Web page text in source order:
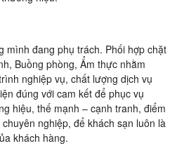
mình đang phụ trách. Phối hợp chặt
Buồng phòng, Ẩm thực nhằm
nghiệp vụ, chất lượng dịch vụ
đúng với cam kết để phục vụ
hiệu, thế mạnh – cạnh tranh, điểm
nghiệp, để khách sạn luôn là
khách hàng.